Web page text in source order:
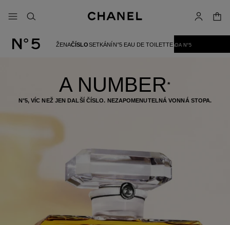
nabídka – hlavní navigace
- hlavní navigace
vyhledat účet
A NUMBER *
N°5, VÍC NEŽ JEN DALŠÍ ČÍSLO. NEZAPOMENUTELNÁ VONNÁ STOPA.
ŽENAČÍSLOSETKÁNÍ N°5 EAU DE TOILETTEŘADA N°5